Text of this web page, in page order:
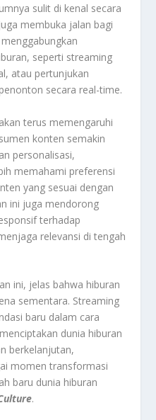
sulit di kenal secara
membuka jalan bagi
seperti streaming
atau pertunjukan
secara real-time.
terus memengaruhi
konten semakin
personalisasi,
memahami preferensi
yang sesuai dengan
ini juga mendorong
terhadap
relevansi di tengah
ini, jelas bahwa hiburan
sementara. Streaming
baru dalam cara
dunia hiburan
berkelanjutan,
momen transformasi
baru dunia hiburan
.